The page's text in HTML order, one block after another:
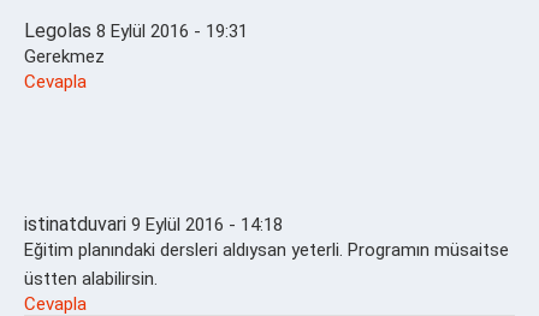
Legolas 8 Eylül 2016 - 19:31
Gerekmez
Cevapla
istinatduvari 9 Eylül 2016 - 14:18
Eğitim planındaki dersleri aldıysan yeterli. Programın müsaitse
üstten alabilirsin.
Cevapla